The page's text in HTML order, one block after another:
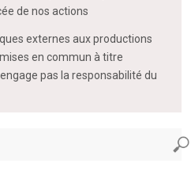
de nos actions
externes aux productions
en commun à titre
pas la responsabilité du